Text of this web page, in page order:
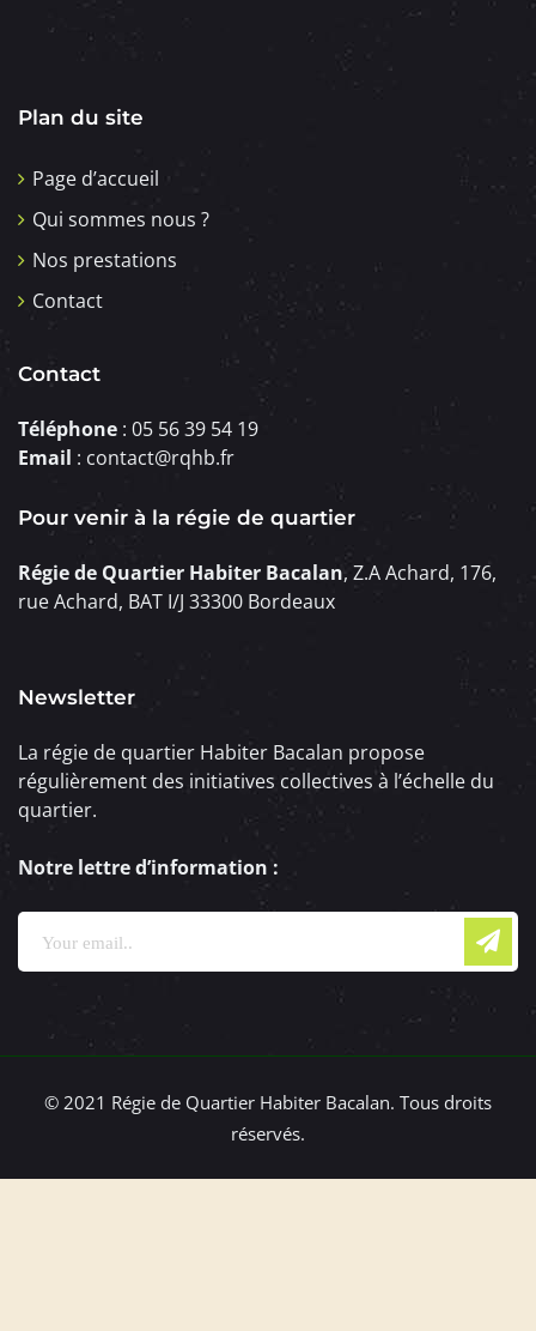
Plan du site
Page d’accueil
Qui sommes nous ?
Nos prestations
Contact
Contact
Téléphone : 05 56 39 54 19
Email : contact@rqhb.fr
Pour venir à la régie de quartier
Régie de Quartier Habiter Bacalan, Z.A Achard, 176,
rue Achard, BAT I/J 33300 Bordeaux
Newsletter
La régie de quartier Habiter Bacalan propose
régulièrement des initiatives collectives à l’échelle du
quartier.
Notre lettre d’information :
© 2021 Régie de Quartier Habiter Bacalan. Tous droits
réservés.